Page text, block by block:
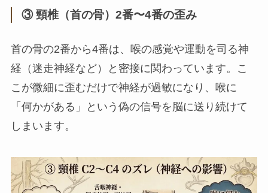
③ 頸椎（首の骨）2番〜4番の歪み
首の骨の2番から4番は、喉の感覚や運動を司る神
経（迷走神経など）と密接に関わっています。こ
こが微細に歪むだけで神経が過敏になり、喉に
「何かがある」という偽の信号を脳に送り続けて
しまいます。